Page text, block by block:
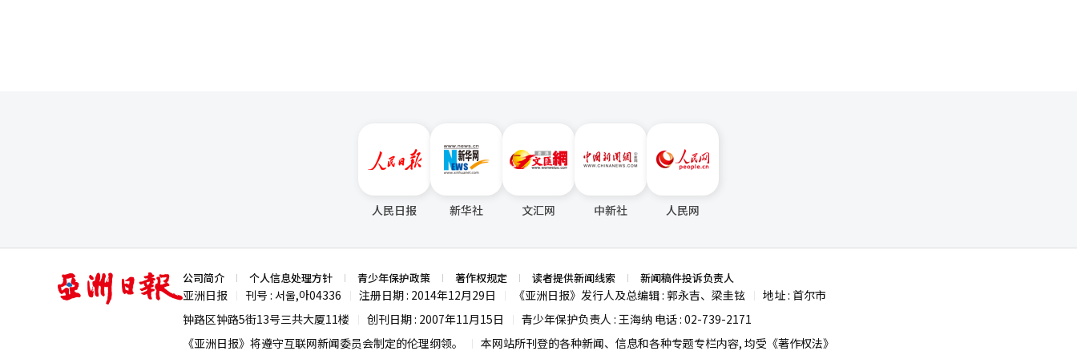
人民日报 新华社 文汇网 中新社 人民网
亚
洲
日
公司简介 个人信息处理方针 青少年保护政策 著作权规定 读者提供新闻线索 新闻稿件投诉负责人
亚洲日报 刊号 : 서울,아04336 注册日期 : 2014年12月29日 《亚洲日报》发行人及总编辑 : 郭永吉、梁圭铉
地址 : 首尔市
钟路区钟路5街13号三共大厦11楼
创刊日期 : 2007年11月15日
青少年保护负责人 : 王海纳 电话 : 02-739-2171
《亚洲日报》将遵守互联网新闻委员会制定的伦理纲领。
本网站所刊登的各种新闻、信息和各种专题专栏内容, 均受《著作权法》